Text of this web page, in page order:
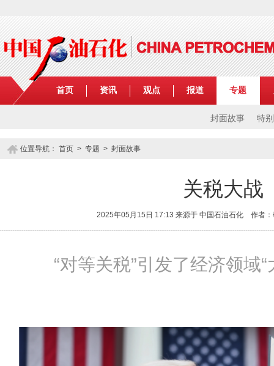
首页 资讯 观点 报道 专题
封面故事 特
位置导航： 首页 > 专题 > 封面故事
关税大战
2025年05月15日 17:13 来源于 中国石油石化 作
“对等关税”引发了经济领域“